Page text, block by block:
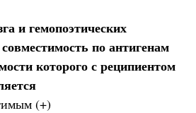
и гемопоэтических
по антигенам
которого с реципиентом
(+)